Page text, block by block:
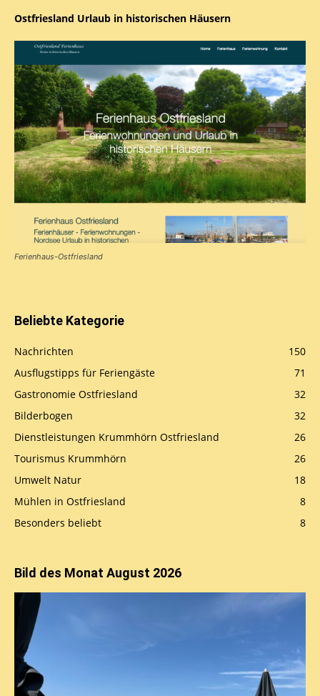
Ostfriesland Urlaub in historischen Häusern
Ferienhaus-Ostfriesland
Beliebte Kategorie
Nachrichten
150
Ausflugstipps für Feriengäste
71
Gastronomie Ostfriesland
32
Bilderbogen
32
Dienstleistungen Krummhörn Ostfriesland
26
Tourismus Krummhörn
26
Umwelt Natur
18
Mühlen in Ostfriesland
8
Besonders beliebt
8
Bild des Monat August 2026